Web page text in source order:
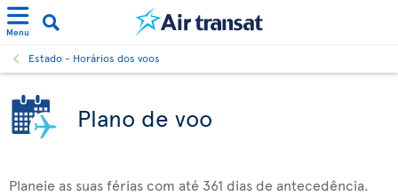
Menu
Estado - Horários dos voos
Plano de voo
Planeie as suas férias com até 361 dias de antecedência.